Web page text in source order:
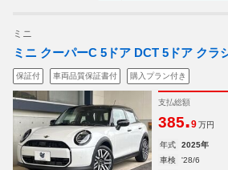
ミニ
ミニ クーパーC 5ドア DCT 5ドア クラ
保証付 車両品質保証書付 購入プラン付き
支払総額
385.9 万円
年式 2025年
車検
'28/6